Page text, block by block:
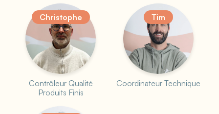
Christophe
Contrôleur Qualité
Produits Finis
Tim
Coordinateur Technique